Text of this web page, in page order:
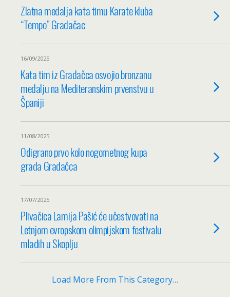
Zlatna medalja kata timu Karate kluba
“Tempo” Gradačac
16/09/2025
Kata tim iz Gradačca osvojio bronzanu
medalju na Mediteranskim prvenstvu u
Španiji
11/08/2025
Odigrano prvo kolo nogometnog kupa
grada Gradačca
17/07/2025
Plivačica Lamija Pašić će učestvovati na
Letnjom evropskom olimpijskom festivalu
mladih u Skoplju
Load More From This Category…